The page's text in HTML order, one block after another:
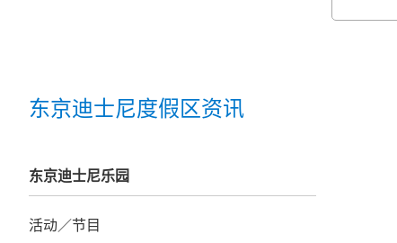
东京迪士尼度假区资讯
东京迪士尼乐园
活动／节目